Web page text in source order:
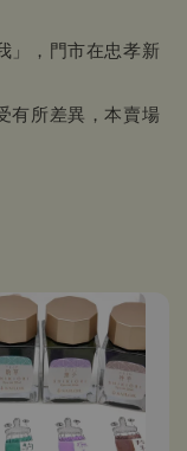
」，門市在忠孝新
有所差異，本賣場